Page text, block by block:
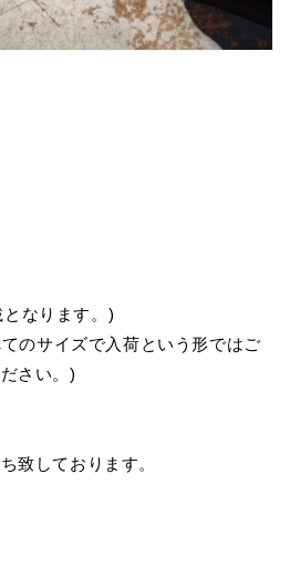
なります。)
のサイズで入荷という形ではご
さい。)
致しております。